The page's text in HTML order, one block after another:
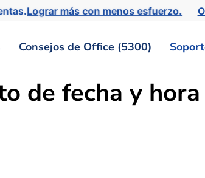
Lograr más con menos esfuerzo.
Consejos de Office (5300)
de fecha y